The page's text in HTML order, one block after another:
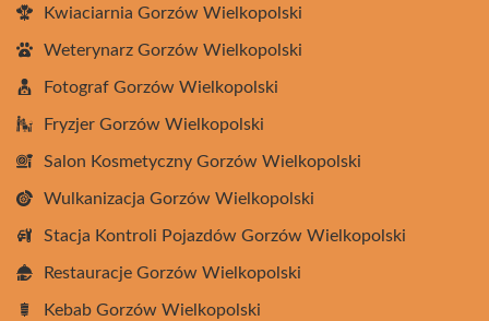
Kwiaciarnia Gorzów Wielkopolski
Weterynarz Gorzów Wielkopolski
Fotograf Gorzów Wielkopolski
Fryzjer Gorzów Wielkopolski
Salon Kosmetyczny Gorzów Wielkopolski
Wulkanizacja Gorzów Wielkopolski
Stacja Kontroli Pojazdów Gorzów Wielkopolski
Restauracje Gorzów Wielkopolski
Kebab Gorzów Wielkopolski